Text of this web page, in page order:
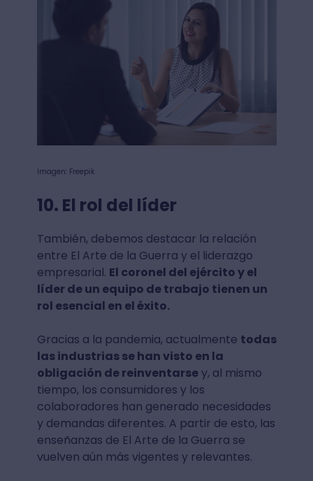
Imagen: Freepik
10. El rol del líder
También, debemos destacar la relación
entre El Arte de la Guerra y el liderazgo
empresarial. El coronel del ejército y el
líder de un equipo de trabajo tienen un
rol esencial en el éxito.
Gracias a la pandemia, actualmente todas
las industrias se han visto en la
obligación de reinventarsey, al mismo
tiempo, los consumidores y los
colaboradores han generado necesidades
y demandas diferentes. A partir de esto, las
enseñanzas de El Arte de la Guerra se
vuelven aún más vigentes y relevantes.